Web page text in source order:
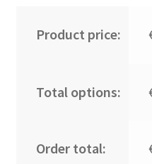
Product price:
Total options:
Order total: